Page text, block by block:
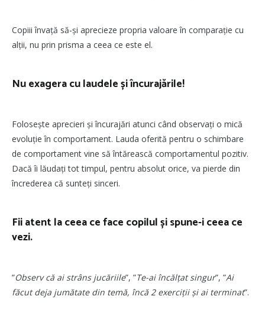
Copiii învaţă să-şi aprecieze propria valoare în comparație cu
alții, nu prin prisma a ceea ce este el.
Nu exagera cu laudele și încurajările!
Folosește aprecieri și încurajări atunci când observați o mică
evoluție în comportament. Lauda oferită pentru o schimbare
de comportament vine să întărească comportamentul pozitiv.
Dacă îi lăudați tot timpul, pentru absolut orice, va pierde din
încrederea că sunteți sinceri.
Fii atent la ceea ce face copilul și spune-i ceea ce
vezi.
”Observ că ai strâns jucăriile”, ”Te-ai încălțat singur”, ”Ai
făcut deja jumătate din temă, încă 2 exerciții și ai terminat”.